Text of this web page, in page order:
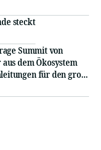
steckt
Summit von
dem Ökosystem
für den groß